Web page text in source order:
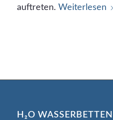
auftreten. Weiterlesen
H₂O WASSERBETTEN